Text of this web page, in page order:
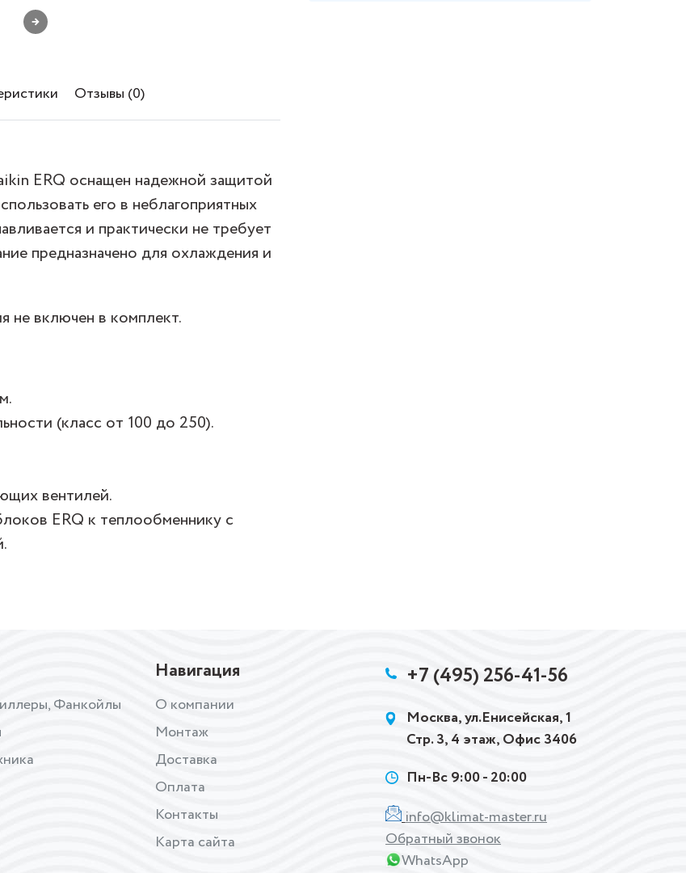
→
Отзывы (0)
ERQ оснащен надежной защитой
его в неблагоприятных
и практически не требует
предназначено для охлаждения и
не включен в комплект.
(класс от 100 до 250).
вентилей.
ERQ к теплообменнику с
Фанкойлы
Навигация
О компании
Монтаж
Доставка
Оплата
Контакты
Карта сайта
+7 (495) 256-41-56
Москва, ул.Енисейская, 1
Стр. 3, 4 этаж, Офис 3406
Пн-Вс 9:00 - 20:00
info@klimat-master.ru
Обратный звонок
WhatsApp